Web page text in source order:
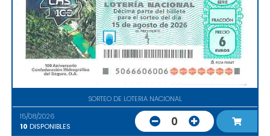
SORTEO DE LOTERIA NACIONAL
15/08/2026
10 DISPONIBLES 0